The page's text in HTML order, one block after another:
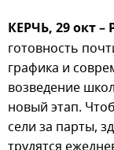
КЕРЧЬ, 29 окт
готовность
графика и
возведение
новый этап.
сели за парты,